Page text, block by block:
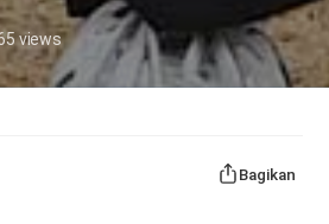
views
Bagikan